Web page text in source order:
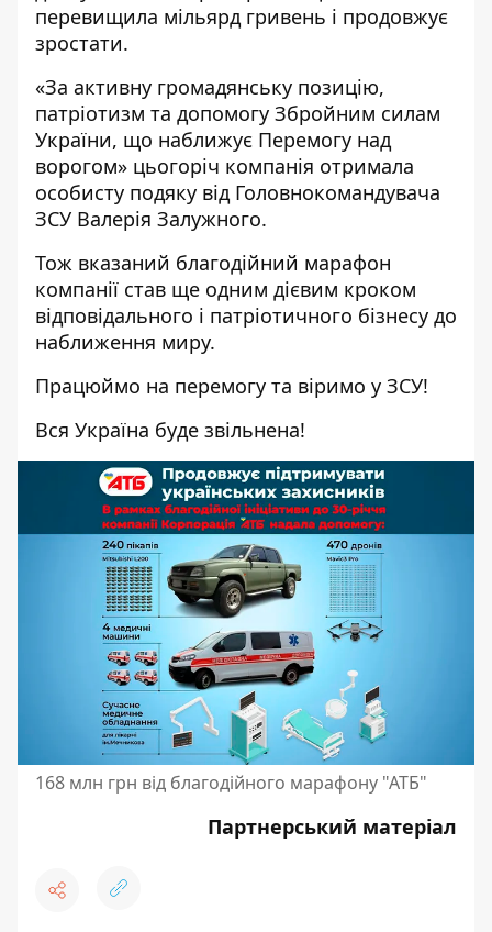
перевищила мільярд гривень і продовжує
зростати.
«За активну громадянську позицію,
патріотизм та допомогу Збройним силам
України, що наближує Перемогу над
ворогом» цьогоріч компанія отримала
особисту подяку від Головнокомандувача
ЗСУ Валерія Залужного.
Тож вказаний благодійний марафон
компанії став ще одним дієвим кроком
відповідального і патріотичного бізнесу до
наближення миру.
Працюймо на перемогу та віримо у ЗСУ!
Вся Україна буде звільнена!
168 млн грн від благодійного марафону "АТБ"
Партнерський матеріал